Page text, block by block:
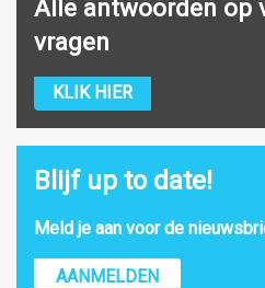
Alle antwoorden op
vragen
KLIK HIER
Blijf up to date!
Meld je aan voor de
AANMELDEN